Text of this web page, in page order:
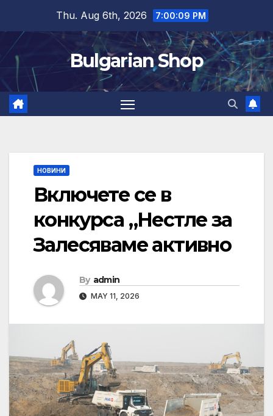
content
Thu. Aug 6th, 2026 7:00:10 PM
Bulgarian Shop
НОВИНИ
Включете се в
конкурса „Нестле за
Залесяваме активно
By admin
MAY 11, 2026